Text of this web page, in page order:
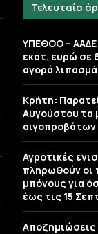
Τελευταία
ΥΠΕΘΟΟ –
εκατ. ευρώ σε
αγορά
Κρήτη:
Αυγούστου τα
αιγοπροβάτων
Αγροτικές
πληρωθούν οι
μπόνους για
έως τις 15
Αποζημιώσεις